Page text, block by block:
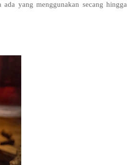
yang menggunakan secang hingga